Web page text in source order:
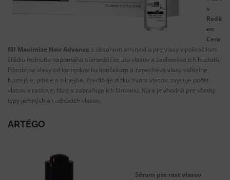
v
Redk
en
Cera
fill Maximize Hair Advance s obsahom aminexilu pre vlasy v pokročilom
štádiu rednutia napomáha obmedziť stratu vlasov a zachováva ich hustotu.
Pôsobí na vlasy od korienkov ku končekom a zanecháva vlasy viditeľne
hustejšie, plnšie a silnejšie. Predlžuje dĺžku života vlasov, zvyšuje počet
vlasov v rastovej fáze a zabraňuje ich lámaniu. Kúra je vhodná pre všetky
typy jemných a rednúcich vlasov.
ARTÉGO
Sérum pre rast vlasov